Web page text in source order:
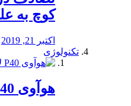
کوچ به
اکتبر 21, 2019
تکنولوژی
هوآوی P40 لایت احتمالا موبا